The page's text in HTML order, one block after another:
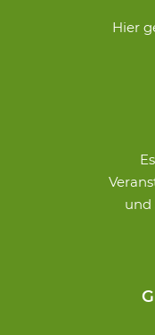
Hier
und